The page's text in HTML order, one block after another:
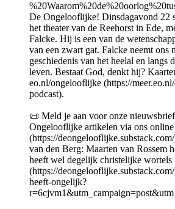
De Ongelooflijke! Dinsdagavond 22
het theater van de Reehorst in Ede,
Falcke. Hij is een van de
van een zwart gat. Falcke neemt ons
geschiedenis van het heelal en langs
leven. Bestaat God, denkt hij?
eo.nl/ongelooflijke (https://
podcast).
📜 Meld je aan voor onze
Ongelooflijke artikelen via ons
(https://
van den Berg: Maarten van Rossem
heeft wel degelijk christelijke wortels
(https://
heeft-ongelijk?